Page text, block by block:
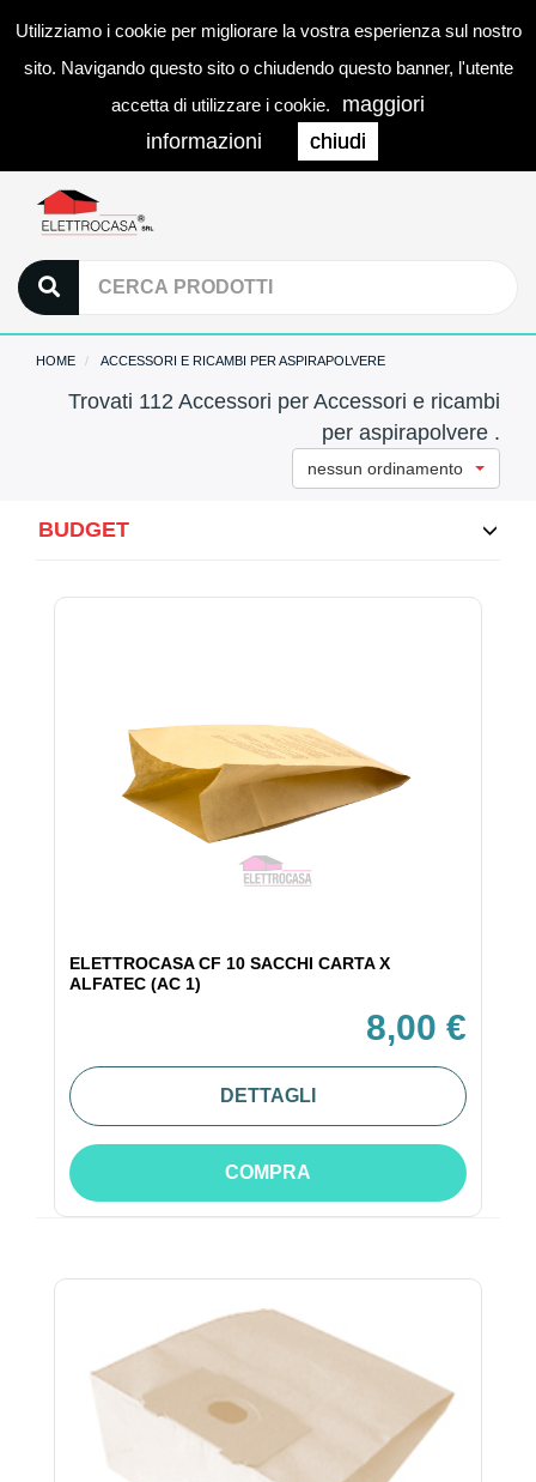
Utilizziamo i cookie per migliorare la vostra esperienza sul nostro
sito. Navigando questo sito o chiudendo questo banner, l'utente
accetta di utilizzare i cookie.
maggiori
informazioni
chiudi
0
HOME ACCESSORI E RICAMBI PER ASPIRAPOLVERE
Trovati 112 Accessori per Accessori e ricambi
per aspirapolvere .
nessun ordinamento
BUDGET
ELETTROCASA CF 10 SACCHI CARTA X
ALFATEC (AC 1)
8,00 €
DETTAGLI
COMPRA